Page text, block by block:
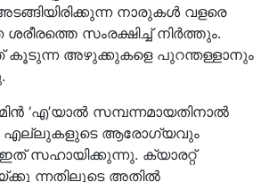
നാരുകൾ വളരെ
സംരക്ഷിച്ച്‌ നിർത്തും.
കൂടുന്ന അഴുക്കുകളെ പുറന്തള്ളാനും
‘എ’യാൽ സമ്പന്നമായതിനാൽ
എല്ലുകളുടെ ആരോഗ്യവും
സഹായിക്കുന്നു. ക്യാരറ്റ്‌
ന്നതിലൂടെ അതിൽ